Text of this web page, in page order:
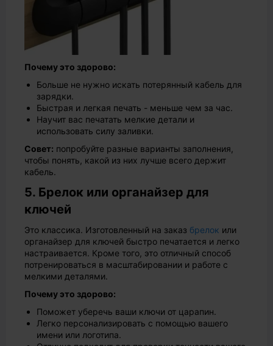
Почему это здорово:
Больше не нужно искать потерянный кабель для
зарядки.
Быстрая и легкая печать - меньше чем за час.
Научит вас печатать мелкие детали и
использовать силу заливки.
Совет: попробуйте разные варианты заполнения,
чтобы понять, какой из них лучше всего держит
кабель.
5. Брелок или органайзер для
ключей
Это классика. Изготовленный на заказ брелок или
органайзер для ключей быстро печатается и легко
настраивается. Кроме того, это отличный способ
потренироваться в масштабировании и работе с
мелкими деталями.
Почему это здорово:
Поможет уберечь ваши ключи от царапин.
Легко персонализировать с помощью вашего
имени или логотипа.